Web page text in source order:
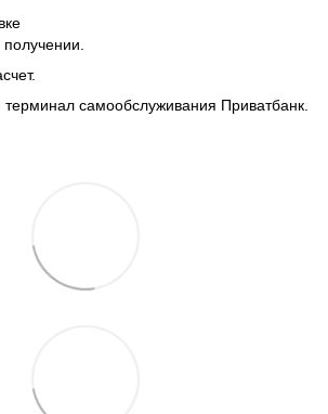
терминал самообслуживания Приватбанк.